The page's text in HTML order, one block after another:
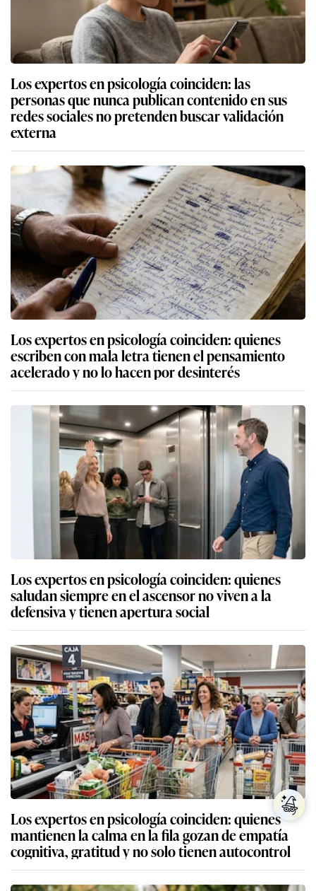
Los expertos en psicología coinciden: las
personas que nunca publican contenido en sus
redes sociales no pretenden buscar validación
externa
Los expertos en psicología coinciden: quienes
escriben con mala letra tienen el pensamiento
acelerado y no lo hacen por desinterés
Los expertos en psicología coinciden: quienes
saludan siempre en el ascensor no viven a la
defensiva y tienen apertura social
Los expertos en psicología coinciden: quienes
mantienen la calma en la fila gozan de empatía
cognitiva, gratitud y no solo tienen autocontrol